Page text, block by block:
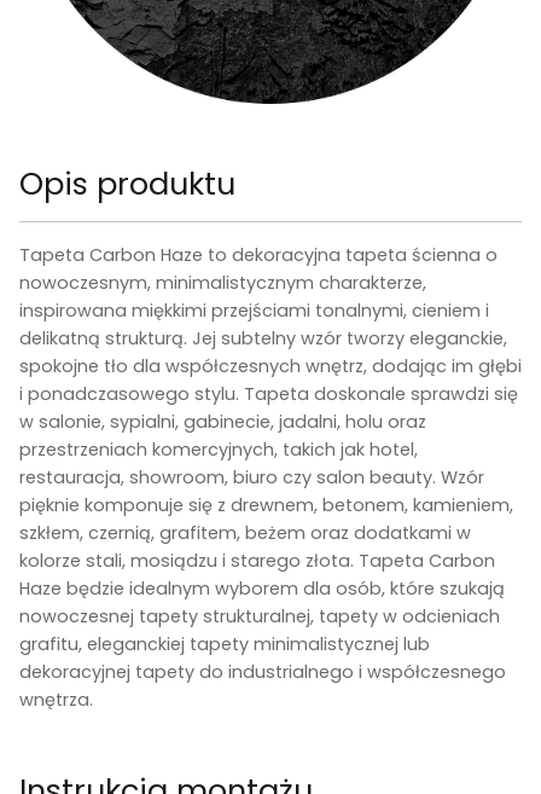
Opis produktu
Tapeta Carbon Haze to dekoracyjna tapeta ścienna o
nowoczesnym, minimalistycznym charakterze,
inspirowana miękkimi przejściami tonalnymi, cieniem i
delikatną strukturą. Jej subtelny wzór tworzy eleganckie,
spokojne tło dla współczesnych wnętrz, dodając im głębi
i ponadczasowego stylu. Tapeta doskonale sprawdzi się
w salonie, sypialni, gabinecie, jadalni, holu oraz
przestrzeniach komercyjnych, takich jak hotel,
restauracja, showroom, biuro czy salon beauty. Wzór
pięknie komponuje się z drewnem, betonem, kamieniem,
szkłem, czernią, grafitem, beżem oraz dodatkami w
kolorze stali, mosiądzu i starego złota. Tapeta Carbon
Haze będzie idealnym wyborem dla osób, które szukają
nowoczesnej tapety strukturalnej, tapety w odcieniach
grafitu, eleganckiej tapety minimalistycznej lub
dekoracyjnej tapety do industrialnego i współczesnego
wnętrza.